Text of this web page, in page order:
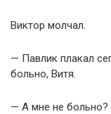
Виктор молчал.
— Павлик плакал
больно, Витя.
— А мне не больно?